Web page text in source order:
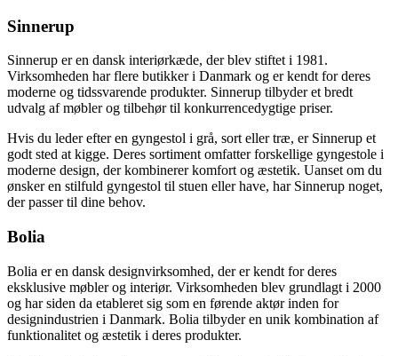
Sinnerup
Sinnerup er en dansk interiørkæde, der blev stiftet i 1981.
Virksomheden har flere butikker i Danmark og er kendt for deres
moderne og tidssvarende produkter. Sinnerup tilbyder et bredt
udvalg af møbler og tilbehør til konkurrencedygtige priser.
Hvis du leder efter en gyngestol i grå, sort eller træ, er Sinnerup et
godt sted at kigge. Deres sortiment omfatter forskellige gyngestole i
moderne design, der kombinerer komfort og æstetik. Uanset om du
ønsker en stilfuld gyngestol til stuen eller have, har Sinnerup noget,
der passer til dine behov.
Bolia
Bolia er en dansk designvirksomhed, der er kendt for deres
eksklusive møbler og interiør. Virksomheden blev grundlagt i 2000
og har siden da etableret sig som en førende aktør inden for
designindustrien i Danmark. Bolia tilbyder en unik kombination af
funktionalitet og æstetik i deres produkter.